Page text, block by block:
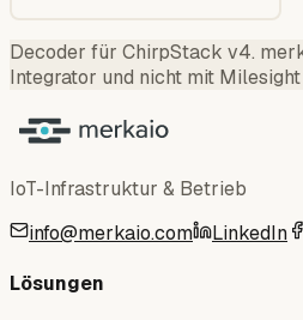
Decoder für ChirpStack v4.
Integrator und nicht mit
IoT-Infrastruktur & Betrieb
info@merkaio.com
LinkedIn
Lösungen